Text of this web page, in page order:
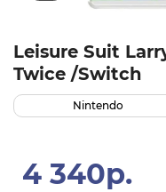
Leisure Suit
Twice /Switch
Nintendo
4 340р.